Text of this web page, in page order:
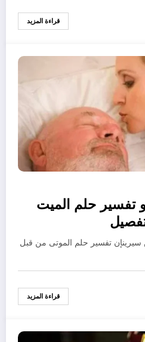
قراءة المزيد
حلم الميت
تفسير حلم الموتى من قبل
قراءة المزيد